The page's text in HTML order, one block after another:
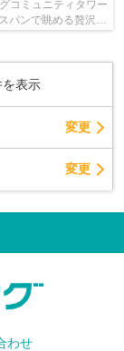
コミュニティタワー
パンで眺める贅沢ロ
を表示
変更
変更
わせ